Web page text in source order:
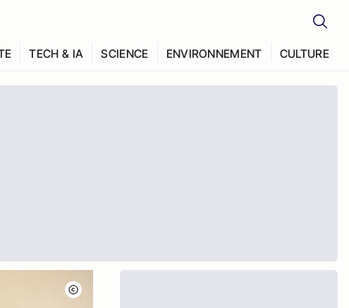
TECH & IA SCIENCE ENVIRONNEMENT CULTURE